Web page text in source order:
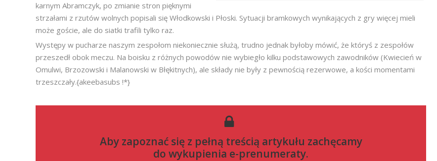
karnym Abramczyk, po zmianie stron pięknymi
strzałami z rzutów wolnych popisali się Włodkowski i Płoski. Sytuacji bramkowych wynikających z gry więcej mieli
może goście, ale do siatki trafili tylko raz.
Występy w pucharze naszym zespołom niekoniecznie służą, trudno jednak byłoby mówić, że któryś z zespołów
przeszedł obok meczu. Na boisku z różnych powodów nie wybiegło kilku podstawowych zawodników (Kwiecień w
Omulwi, Brzozowski i Malanowski w Błękitnych), ale składy nie były z pewnością rezerwowe, a kości momentami
trzeszczały.{akeebasubs !*}
Aby zapoznać się z pełną treścią artykułu zachęcamy
do wykupienia e-prenumeraty.